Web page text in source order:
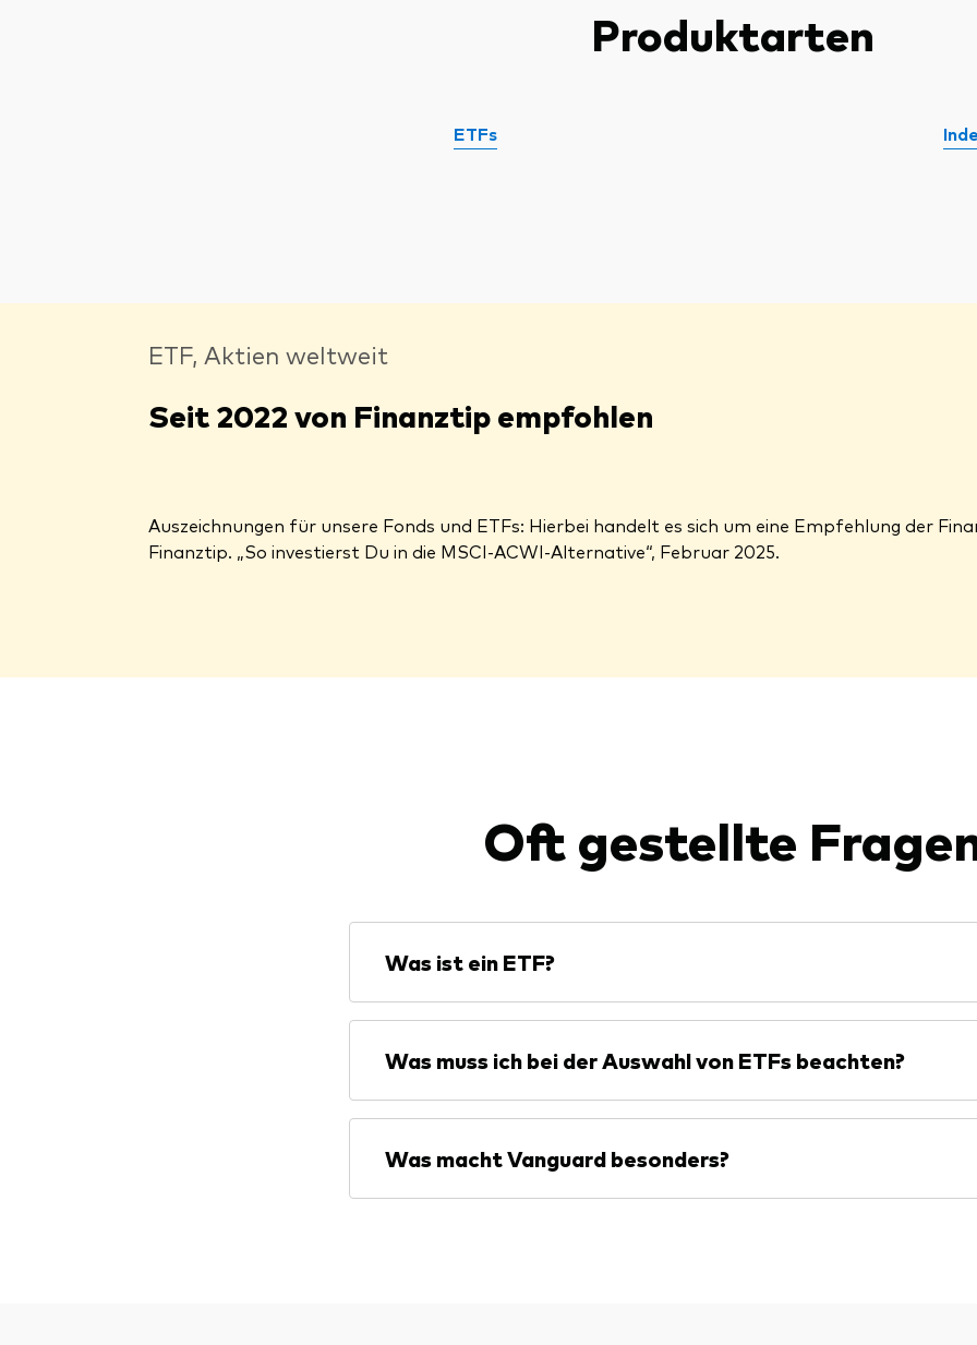
Produktarten
ETFs
ETF, Aktien weltweit
Seit 2022 von Finanztip empfohlen
Auszeichnungen für unsere Fonds und ETFs: Hierbei handelt es sich um eine Empfehlung der
Finanztip. „So investierst Du in die MSCI-ACWI-Alternative“, Februar 2025.
Oft gestellte
Was ist ein ETF?
Was muss ich bei der Auswahl von ETFs beachten?
Was macht Vanguard besonders?